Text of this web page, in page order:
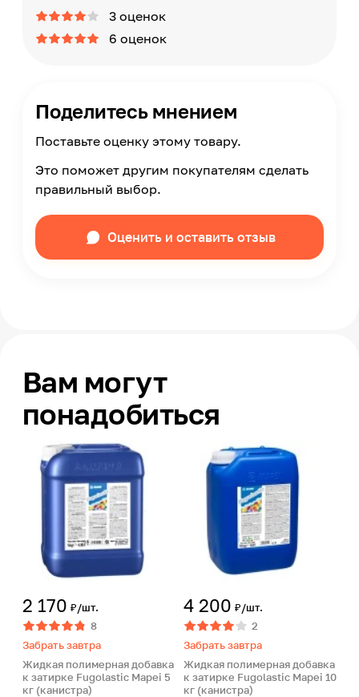
3 оценок
6 оценок
Поделитесь мнением
Поставьте оценку этому товару.
Это поможет другим покупателям сделать
правильный выбор.
Оценить и оставить отзыв
Вам могут
понадобиться
2 170 ₽/шт.
8
Забрать завтра
Жидкая полимерная добавка
к затирке Fugolastic Mapei 5
кг (канистра)
4 200 ₽/шт.
2
Забрать завтра
Жидкая полимерная добавка
к затирке Fugolastic Mapei 10
кг (канистра)